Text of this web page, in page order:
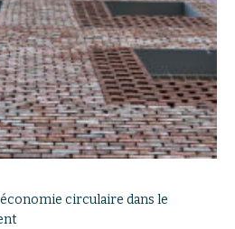
circulaire dans le